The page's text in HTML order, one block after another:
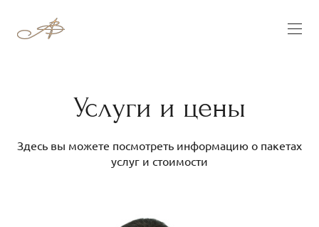
Услуги и цены
Здесь вы можете посмотреть информацию о пакетах
услуг и стоимости